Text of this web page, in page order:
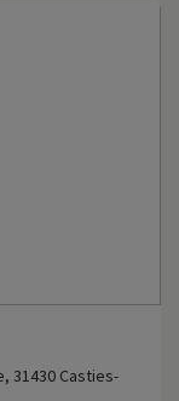
31430 Casties-